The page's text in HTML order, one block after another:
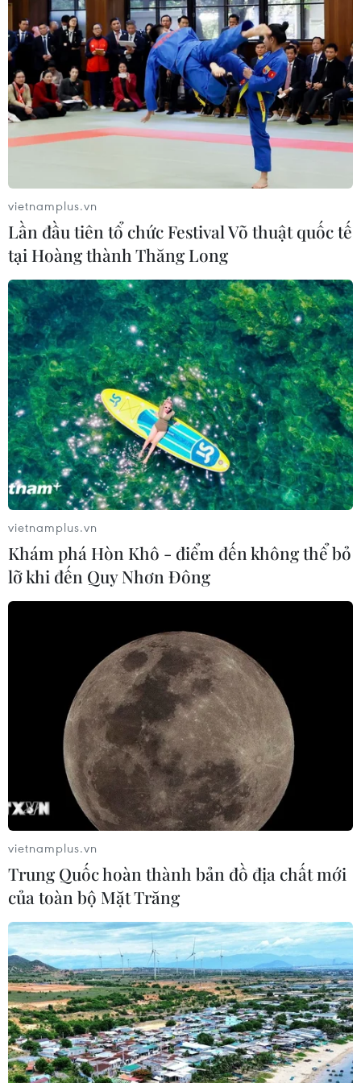
vietnamplus.vn
Lần đầu tiên tổ chức Festival Võ thuật quốc tế
tại Hoàng thành Thăng Long
vietnamplus.vn
Khám phá Hòn Khô - điểm đến không thể bỏ
lỡ khi đến Quy Nhơn Đông
vietnamplus.vn
Trung Quốc hoàn thành bản đồ địa chất mới
của toàn bộ Mặt Trăng